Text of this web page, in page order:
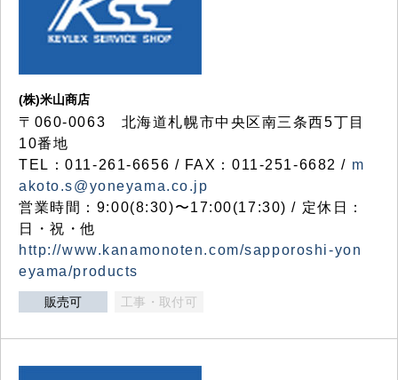
(株)米山商店
〒060-0063 北海道札幌市中央区南三条西5丁目
10番地
TEL：011-261-6656 / FAX：011-251-6682 / m
akoto.s@yoneyama.co.jp
営業時間：9:00(8:30)〜17:00(17:30) / 定休日：
日・祝・他
http://www.kanamonoten.com/sapporoshi-yon
eyama/products
販売可 工事・取付可